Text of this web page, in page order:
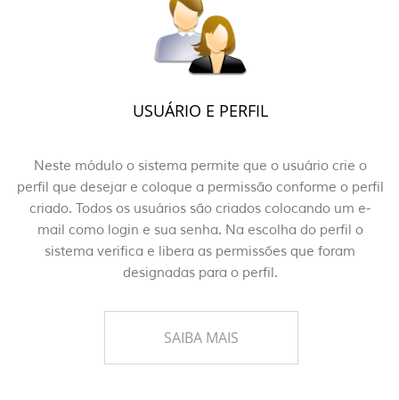
USUÁRIO E PERFIL
Neste módulo o sistema permite que o usuário crie o
perfil que desejar e coloque a permissão conforme o perfil
criado. Todos os usuários são criados colocando um e-
mail como login e sua senha. Na escolha do perfil o
sistema verifica e libera as permissões que foram
designadas para o perfil.
SAIBA MAIS